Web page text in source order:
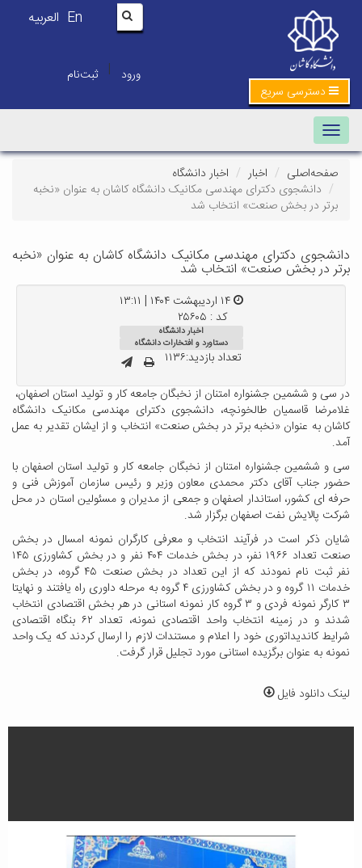
En العربیه
ورود | ثبت‌نام
دسترسی سریع
Toggle navigation
صفحه‌اصلی اخبار
اخبار دانشگاه
دانشجوی دکترای مهندسی مکانیک دانشگاه کاشان به عنوان «نخبه
برتر در بخش صنعت» انتخاب شد
دانشجوی دکترای مهندسی مکانیک دانشگاه کاشان به عنوان «نخبه
برتر در بخش صنعت» انتخاب شد
۱۴ اردیبهشت ۱۴۰۴ | ۱۳:۱۱
کد : ۲۵۶۰۵
اخبار دانشگاه
دستاورد و افتخارات دانشگاه
تعداد بازدید:۱۱۳۶
در سی‌ و ششمین جشنواره امتنان از نخبگان جامعه کار و تولید استان اصفهان،
غلامرضا قاسمیان طالخونچه، دانشجوی دکترای مهندسی مکانیک دانشگاه
کاشان به عنوان «نخبه برتر در بخش صنعت» انتخاب و از ایشان تقدیر به عمل
آمد.
سی‌ و ششمین جشنواره امتنان از نخبگان جامعه کار و تولید استان اصفهان با
حضور جناب آقای دکتر محمدی معاون وزیر و رئیس سازمان آموزش فنی و
حرفه ای کشور، استاندار اصفهان و جمعی از مدیران و مسئولین استان در محل
شرکت پالایش نفت اصفهان برگزار شد.
شایان ذکر است در فرآیند انتخاب و معرفی کارگران نمونه امسال در بخش
صنعت تعداد ۱۹۶۶ نفر، در بخش خدمات ۴۰۴ نفر و در بخش کشاورزی ۱۴۵
نفر ثبت نام نمودند که از این تعداد در بخش صنعت ۴۵ گروه، در بخش
خدمات ۱۱ گروه و در بخش کشاورزی ۴ گروه به مرحله داوری راه یافتند و نهایتا
۳ کارگر نمونه فردی و ۳ گروه کار نمونه استانی در هر بخش اقتصادی انتخاب
شدند و در زمینه انتخاب واحد اقتصادی نمونه، تعداد ۶۲ بنگاه اقتصادی
شرایط کاندیداتوری خود را اعلام و مستندات لازم را ارسال کردند که یک واحد
نمونه به عنوان برگزیده استانی مورد تجلیل قرار گرفت.
لینک دانلود فایل